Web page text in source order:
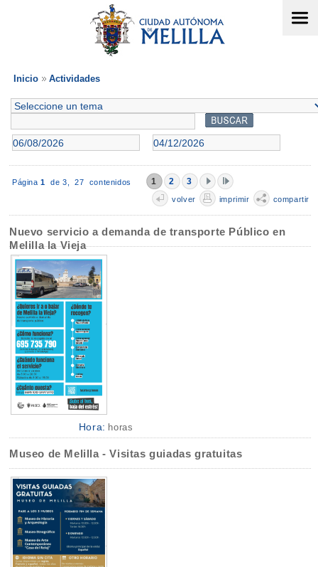
Inicio Actividades
Página 1 de 3,27 contenidos 1 2 3
volver imprimir compartir
Nuevo servicio a demanda de transporte Público en
Melilla la Vieja
Hora: horas
Museo de Melilla - Visitas guiadas gratuitas